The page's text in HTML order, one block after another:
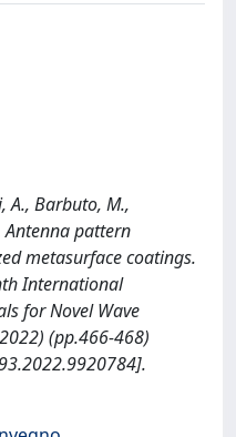
A., Barbuto, M.,
Antenna pattern
metasurface coatings.
International
for Novel Wave
(pp.466-468)